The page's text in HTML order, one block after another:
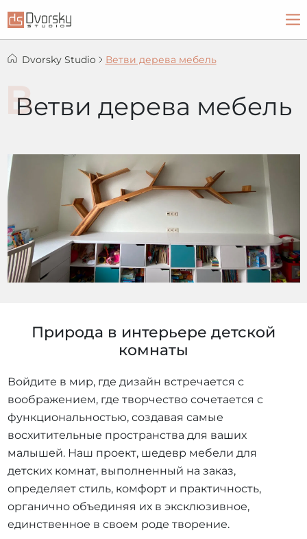
Dvorsky Studio Ветви дерева мебель
Ветви дерева мебель
Природа в интерьере детской
комнаты
Войдите в мир, где дизайн встречается с
воображением, где творчество сочетается с
функциональностью, создавая самые
восхитительные пространства для ваших
малышей. Наш проект, шедевр мебели для
детских комнат, выполненный на заказ,
определяет стиль, комфорт и практичность,
органично объединяя их в эксклюзивное,
единственное в своем роде творение.